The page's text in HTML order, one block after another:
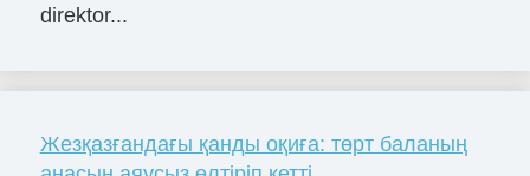
direktor...
Жезқазғандағы қанды оқиға: төрт баланың